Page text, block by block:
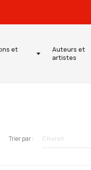
et
Auteurs et
artistes
Trier par : Choisir